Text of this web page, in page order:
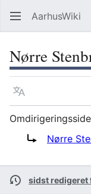
AarhusWiki
Nørre
Sprog
Omdirigeringsside
Omdiriger til:
Nørre
sidst redigeret